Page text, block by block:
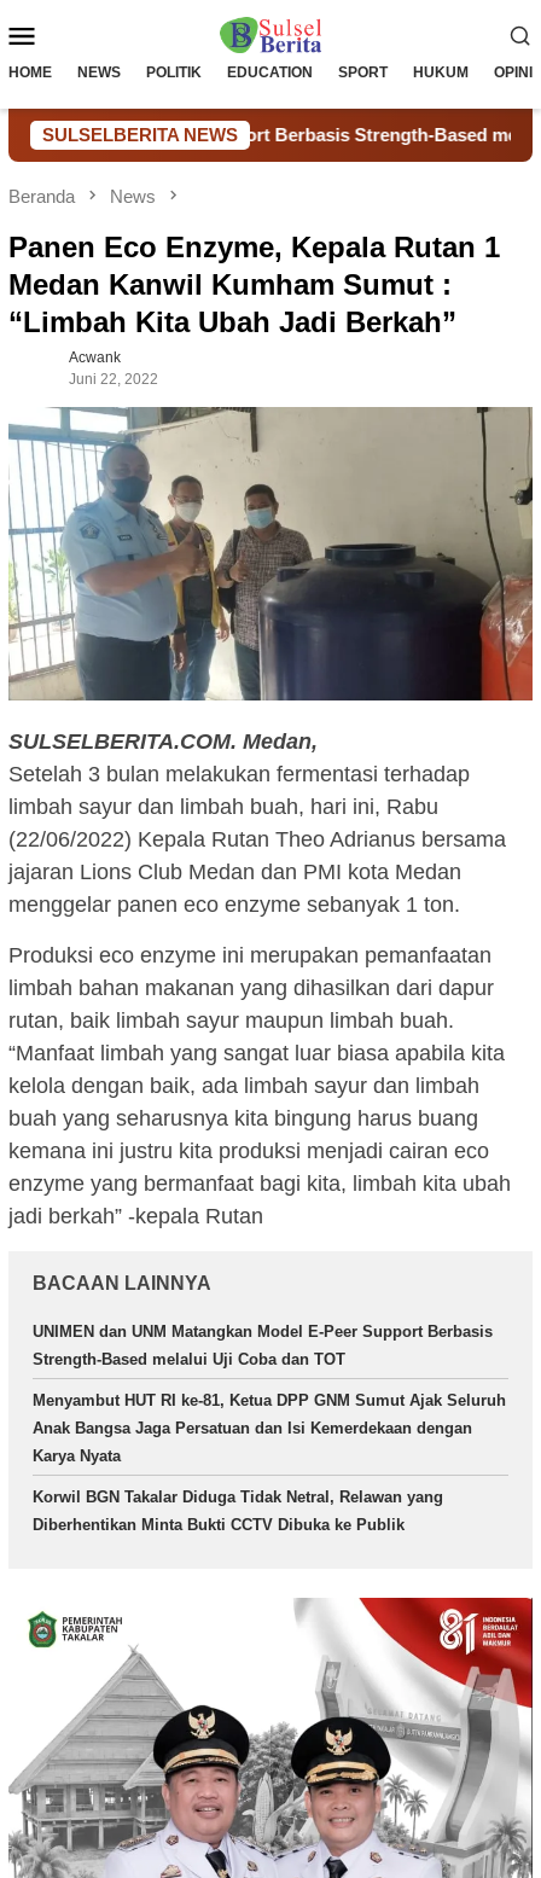
ke
Mobile
HOME NEWS POLITIK EDUCATION SPORT HUKUM OPINI
SULSELBERITA NEWS
E-Peer Support Berbasis Strength-Based melalui Uji Coba
Beranda News
Panen Eco Enzyme, Kepala Rutan 1
Medan Kanwil Kumham Sumut :
“Limbah Kita Ubah Jadi Berkah”
Acwank
Juni 22, 2022
SULSELBERITA.COM. Medan,
Setelah 3 bulan melakukan fermentasi terhadap
limbah sayur dan limbah buah, hari ini, Rabu
(22/06/2022) Kepala Rutan Theo Adrianus bersama
jajaran Lions Club Medan dan PMI kota Medan
menggelar panen eco enzyme sebanyak 1 ton.
Produksi eco enzyme ini merupakan pemanfaatan
limbah bahan makanan yang dihasilkan dari dapur
rutan, baik limbah sayur maupun limbah buah.
“Manfaat limbah yang sangat luar biasa apabila kita
kelola dengan baik, ada limbah sayur dan limbah
buah yang seharusnya kita bingung harus buang
kemana ini justru kita produksi menjadi cairan eco
enzyme yang bermanfaat bagi kita, limbah kita ubah
jadi berkah” -kepala Rutan
BACAAN LAINNYA
UNIMEN dan UNM Matangkan Model E-Peer Support Berbasis
Strength-Based melalui Uji Coba dan TOT
Menyambut HUT RI ke-81, Ketua DPP GNM Sumut Ajak Seluruh
Anak Bangsa Jaga Persatuan dan Isi Kemerdekaan dengan
Karya Nyata
Korwil BGN Takalar Diduga Tidak Netral, Relawan yang
Diberhentikan Minta Bukti CCTV Dibuka ke Publik